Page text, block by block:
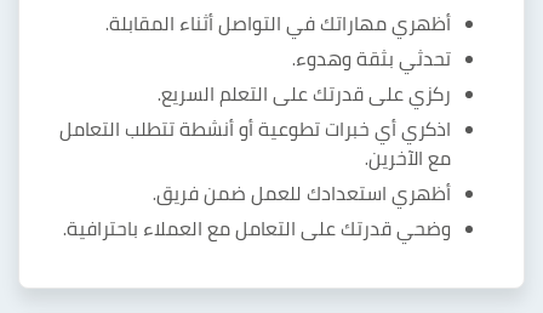
أظهري مهاراتك في التواصل أثناء المقابلة.
تحدثي بثقة وهدوء.
ركزي على قدرتك على التعلم السريع.
اذكري أي خبرات تطوعية أو أنشطة تتطلب التعامل
مع الآخرين.
أظهري استعدادك للعمل ضمن فريق.
وضحي قدرتك على التعامل مع العملاء باحترافية.